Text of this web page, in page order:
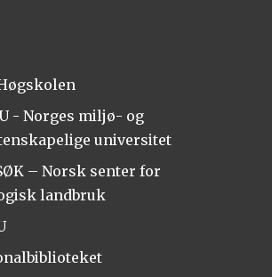
- Norges miljø- og
universitet
– Norsk senter for
landbruk